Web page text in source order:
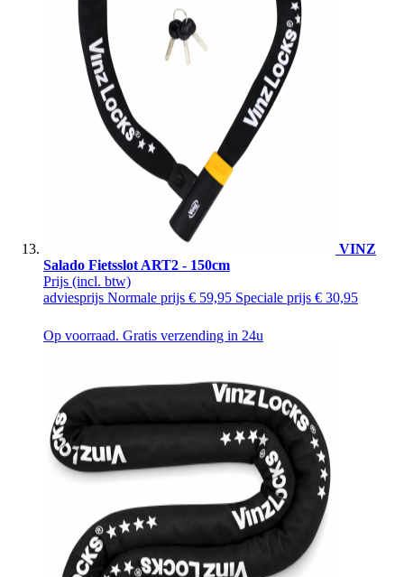
VINZ
Salado Fietsslot ART2 - 150cm
Prijs (incl. btw)
adviesprijs Normale prijs € 59,95 Speciale prijs € 30,95
Op voorraad. Gratis verzending in 24u